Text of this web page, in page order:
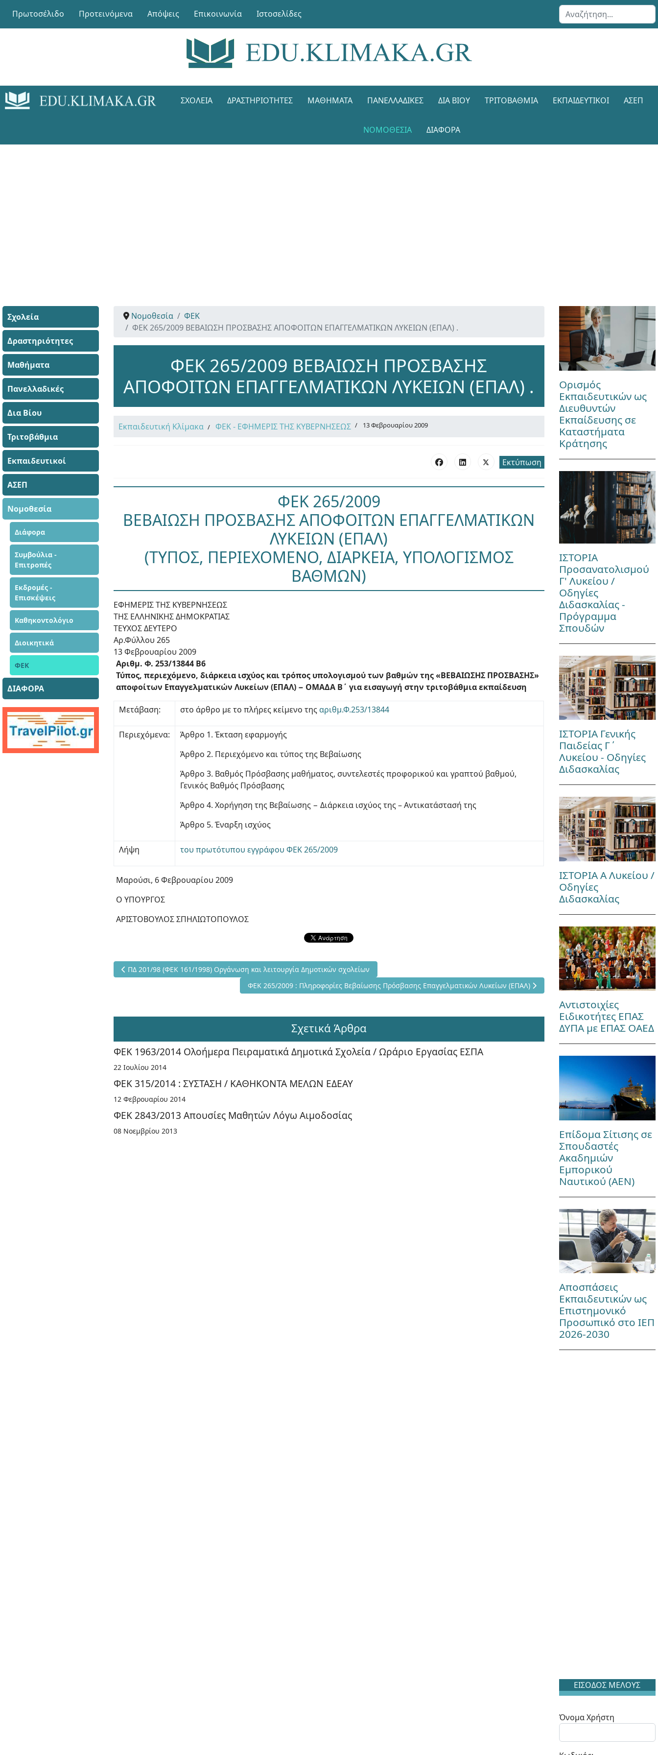
Πρωτοσέλιδο Προτεινόμενα Απόψεις Επικοινωνία Ιστοσελίδες Αναζήτηση...
ΣΧΟΛΕΊΑ ΔΡΑΣΤΗΡΙΌΤΗΤΕΣ ΜΑΘΉΜΑΤΑ ΠΑΝΕΛΛΑΔΙΚΈΣ ΔΙΑ ΒΊΟΥ ΤΡΙΤΟΒΆΘΜΙΑ ΕΚΠΑΙΔΕΥΤΙΚΟΊ ΑΣΕΠ
ΝΟΜΟΘΕΣΊΑ ΔΙΑΦΟΡΑ
Σχολεία
Δραστηριότητες
Μαθήματα
Πανελλαδικές
Δια Βίου
Τριτοβάθμια
Εκπαιδευτικοί
ΑΣΕΠ
Νομοθεσία
Διάφορα
Συμβούλια -
Επιτροπές
Εκδρομές -
Επισκέψεις
Καθηκοντολόγιο
Διοικητικά
ΦΕΚ
ΔΙΑΦΟΡΑ
Νομοθεσία
ΦΕΚ
ΦΕΚ 265/2009 ΒΕΒΑΙΩΣΗ ΠΡΟΣΒΑΣΗΣ ΑΠΟΦΟΙΤΩΝ ΕΠΑΓΓΕΛΜΑΤΙΚΩΝ ΛΥΚΕΙΩΝ (ΕΠΑΛ) .
ΦΕΚ 265/2009 ΒΕΒΑΙΩΣΗ ΠΡΟΣΒΑΣΗΣ
ΑΠΟΦΟΙΤΩΝ ΕΠΑΓΓΕΛΜΑΤΙΚΩΝ ΛΥΚΕΙΩΝ (ΕΠΑΛ) .
Εκπαιδευτική Κλίμακα ΦΕΚ - ΕΦΗΜΕΡΙΣ ΤΗΣ ΚΥΒΕΡΝΗΣΕΩΣ 13 Φεβρουαρίου 2009
Εκτύπωση
ΦΕΚ 265/2009
ΒΕΒΑΙΩΣΗ ΠΡΟΣΒΑΣΗΣ ΑΠΟΦΟΙΤΩΝ ΕΠΑΓΓΕΛΜΑΤΙΚΩΝ
ΛΥΚΕΙΩΝ (ΕΠΑΛ)
(ΤΥΠΟΣ, ΠΕΡΙΕΧΟΜΕΝΟ, ΔΙΑΡΚΕΙΑ, ΥΠΟΛΟΓΙΣΜΟΣ
ΒΑΘΜΩΝ)
ΕΦΗΜΕΡΙΣ ΤΗΣ ΚΥΒΕΡΝΗΣΕΩΣ
ΤΗΣ ΕΛΛΗΝΙΚΗΣ ΔΗΜΟΚΡΑΤΙΑΣ
ΤΕΥΧΟΣ ΔΕΥΤΕΡΟ
Αρ.Φύλλου 265
13 Φεβρουαρίου 2009
Αριθμ. Φ. 253/13844 Β6
Τύπος, περιεχόμενο, διάρκεια ισχύος και τρόπος υπολογισμού των βαθμών της «ΒΕΒΑΙΩΣΗΣ ΠΡΟΣΒΑΣΗΣ»
αποφοίτων Επαγγελματικών Λυκείων (ΕΠΑΛ) − ΟΜΑΔΑ Β΄ για εισαγωγή στην τριτοβάθμια εκπαίδευση
Μετάβαση: στο άρθρο με το πλήρες κείμενο τηςαριθμ.Φ.253/13844
Περιεχόμενα:
Άρθρο 1. Έκταση εφαρμογής
Άρθρο 2. Περιεχόμενο και τύπος της Βεβαίωσης
Άρθρο 3. Βαθμός Πρόσβασης μαθήματος, συντελεστές προφορικού και γραπτού βαθμού,
Γενικός Βαθμός Πρόσβασης
Άρθρο 4. Χορήγηση της Βεβαίωσης − Διάρκεια ισχύος της – Αντικατάστασή της
Άρθρο 5. Έναρξη ισχύος
Λήψη του πρωτότυπου εγγράφου ΦΕΚ 265/2009
Μαρούσι, 6 Φεβρουαρίου 2009
Ο ΥΠΟΥΡΓΟΣ
ΑΡΙΣΤΟΒΟΥΛΟΣ ΣΠΗΛΙΩΤΟΠΟΥΛΟΣ
Προηγούμενο άρθρο: ΠΔ 201/98 (ΦΕΚ 161/1998) Οργάνωση και λειτουργία Δημοτικών σχολείων
ΠΔ 201/98 (ΦΕΚ 161/1998) Οργάνωση και λειτουργία Δημοτικών σχολείων
Επόμενο άρθρο: ΦΕΚ 265/2009 : Πληροφορίες Βεβαίωσης Πρόσβασης Επαγγελματικών Λυκείων (ΕΠΑΛ)
ΦΕΚ 265/2009 : Πληροφορίες Βεβαίωσης Πρόσβασης Επαγγελματικών Λυκείων (ΕΠΑΛ)
Σχετικά Άρθρα
ΦΕΚ 1963/2014 Ολοήμερα Πειραματικά Δημοτικά Σχολεία / Ωράριο Εργασίας ΕΣΠΑ
22 Ιουλίου 2014
ΦΕΚ 315/2014 : ΣΥΣΤΑΣΗ / ΚΑΘΗΚΟΝΤΑ ΜΕΛΩΝ ΕΔΕΑΥ
12 Φεβρουαρίου 2014
ΦΕΚ 2843/2013 Απουσίες Μαθητών Λόγω Αιμοδοσίας
08 Νοεμβρίου 2013
Ορισμός
Εκπαιδευτικών ως
Διευθυντών
Εκπαίδευσης σε
Καταστήματα
Κράτησης
ΙΣΤΟΡΙΑ
Προσανατολισμού
Γ' Λυκείου /
Οδηγίες
Διδασκαλίας -
Πρόγραμμα
Σπουδών
ΙΣΤΟΡΙΑ Γενικής
Παιδείας Γ΄
Λυκείου - Οδηγίες
Διδασκαλίας
ΙΣΤΟΡΙΑ Α Λυκείου /
Οδηγίες
Διδασκαλίας
Αντιστοιχίες
Ειδικοτήτες ΕΠΑΣ
ΔΥΠΑ με ΕΠΑΣ ΟΑΕΔ
Επίδομα Σίτισης σε
Σπουδαστές
Ακαδημιών
Εμπορικού
Ναυτικού (ΑΕΝ)
Αποσπάσεις
Εκπαιδευτικών ως
Επιστημονικό
Προσωπικό στο ΙΕΠ
2026-2030
ΕΙΣΟΔΟΣ ΜΕΛΟΥΣ
Όνομα Χρήστη